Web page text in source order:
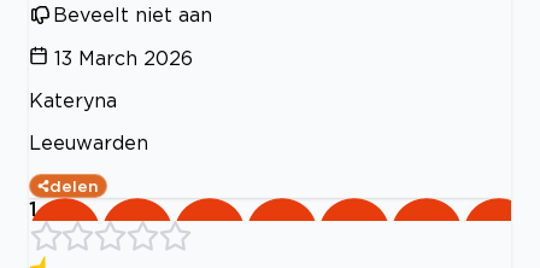
Beveelt niet aan
13 March 2026
Kateryna
Leeuwarden
delen
1